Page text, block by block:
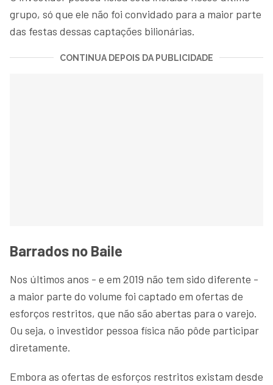
grupo, só que ele não foi convidado para a maior parte
das festas dessas captações bilionárias.
CONTINUA DEPOIS DA PUBLICIDADE
Barrados no Baile
Nos últimos anos - e em 2019 não tem sido diferente -
a maior parte do volume foi captado em ofertas de
esforços restritos, que não são abertas para o varejo.
Ou seja, o investidor pessoa física não pôde participar
diretamente.
Embora as ofertas de esforços restritos existam desde